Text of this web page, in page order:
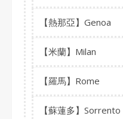
【熱那亞】Genoa
【米蘭】Milan
【羅馬】Rome
【蘇蓮多】Sorrento